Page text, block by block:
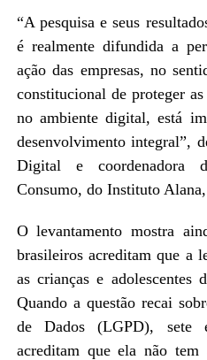
“A pesquisa e seus
é realmente difundida a
ação das empresas, no
constitucional de proteger
no ambiente digital, está
desenvolvimento integral”,
Digital e coordenadora
Consumo, do Instituto
O levantamento mostra
brasileiros acreditam que a
as crianças e adolescentes
Quando a questão recai
de Dados (LGPD), sete
acreditam que ela não